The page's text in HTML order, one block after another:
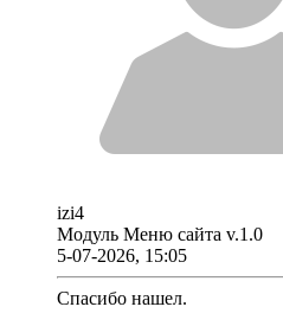
izi4
Модуль Меню сайта v.1.0
5-07-2026, 15:05
Спасибо нашел.